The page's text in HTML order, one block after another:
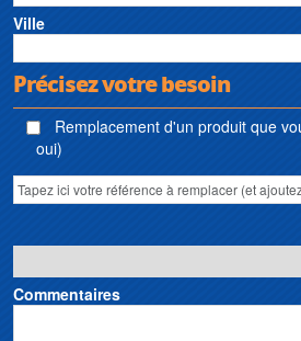
Ville
Précisez votre besoin
Remplacement d'un produit que
oui)
Commentaires